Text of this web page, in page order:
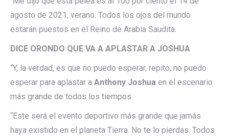
agosto de 2021, verano. Todos los ojos del mundo
estarán puestos en el Reino de Arabia Saudita.
DICE ORONDO QUE VA A APLASTAR A JOSHUA
“Y, la verdad, es que no puedo esperar, repito, no puedo
esperar para aplastar a Anthony Joshua en el escenario
más grande de todos los tiempos.
“Este será el evento deportivo más grande que jamás
haya existido en el planeta Tierra. No te lo pierdas. Todos